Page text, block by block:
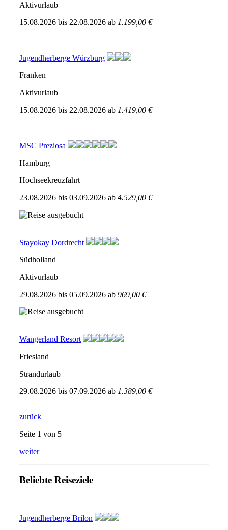
Aktivurlaub
15.08.2026 bis 22.08.2026 ab 1.199,00 €
Jugendherberge Würzburg
Franken
Aktivurlaub
15.08.2026 bis 22.08.2026 ab 1.419,00 €
MSC Preziosa
Hamburg
Hochseekreuzfahrt
23.08.2026 bis 03.09.2026 ab 4.529,00 €
Stayokay Dordrecht
Südholland
Aktivurlaub
29.08.2026 bis 05.09.2026 ab 969,00 €
Wangerland Resort
Friesland
Strandurlaub
29.08.2026 bis 07.09.2026 ab 1.389,00 €
zurück
Seite 1 von 5
weiter
Beliebte Reiseziele
Jugendherberge Brilon